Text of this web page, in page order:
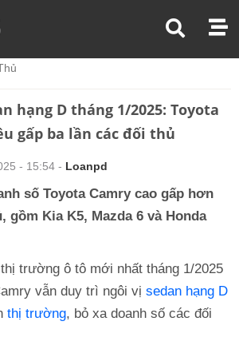
Xe
hạng D tháng 1/2025: Toyota
gấp ba lần các đối thủ
- 15:54 - Loanpd
số Toyota Camry cao gấp hơn
gồm Kia K5, Mazda 6 và Honda
trường ô tô mới nhất tháng 1/2025
vẫn duy trì ngôi vị sedan hạng D
thị trường, bỏ xa doanh số các đối